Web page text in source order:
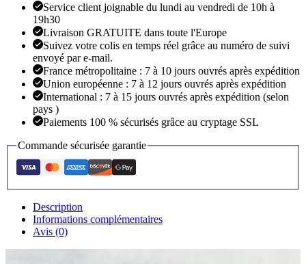
tendance,
bracelet
perlé
bijoux
d'amitié,
cadeau
Service client joignable du lundi au vendredi de 10h à
19h30
Livraison GRATUITE dans toute l'Europe
Suivez votre colis en temps réel grâce au numéro de suivi
envoyé par e-mail.
France métropolitaine : 7 à 10 jours ouvrés après expédition
Union européenne : 7 à 12 jours ouvrés après expédition
International : 7 à 15 jours ouvrés après expédition (selon
pays )
Paiements 100 % sécurisés grâce au cryptage SSL
Commande sécurisée garantie
Description
Informations complémentaires
Avis (0)